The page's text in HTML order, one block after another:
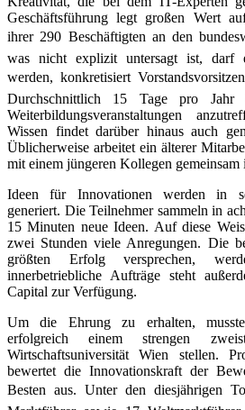
Geschäftsführung legt großen Wert
ihrer 290 Beschäftigten an den
was nicht explizit untersagt ist, darf
werden, konkretisiert
Durchschnittlich 15 Tage pro
Weiterbildungsveranstaltungen
Wissen findet darüber hinaus auch
Üblicherweise arbeitet ein älterer
mit einem jüngeren Kollegen gemeinsam
Ideen für Innovationen werden in
generiert. Die Teilnehmer sammeln in
15 Minuten neue Ideen. Auf diese
zwei Stunden viele Anregungen. Die
größten Erfolg versprechen,
innerbetriebliche Aufträge steht
Capital zur Verfügung.
Um die Ehrung zu erhalten,
erfolgreich einem strengen
Wirtschaftsuniversität Wien stellen.
bewertet die Innovationskraft der
Besten aus. Unter den diesjährigen